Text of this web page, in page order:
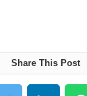
Share This Post